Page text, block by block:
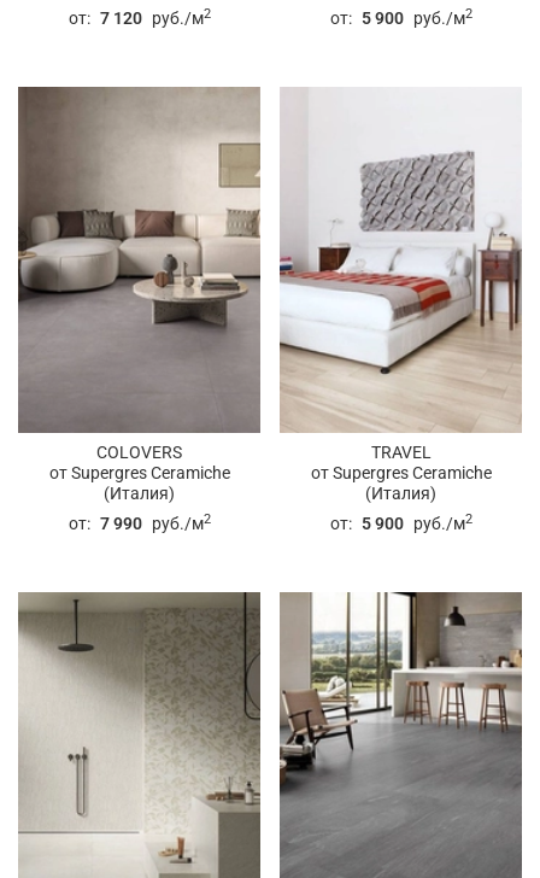
от: 7 120 руб./м2
от: 5 900 руб./м2
COLOVERS
от Supergres Ceramiche
(Италия)
от: 7 990 руб./м2
TRAVEL
от Supergres Ceramiche
(Италия)
от: 5 900 руб./м2